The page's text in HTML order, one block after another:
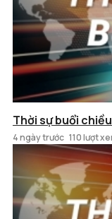
Thời sự buổi
4 ngày trước 110 lượt